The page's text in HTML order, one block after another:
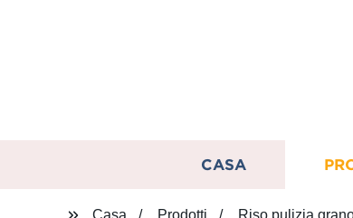
CASA
Casa Prodotti Riso pulizia